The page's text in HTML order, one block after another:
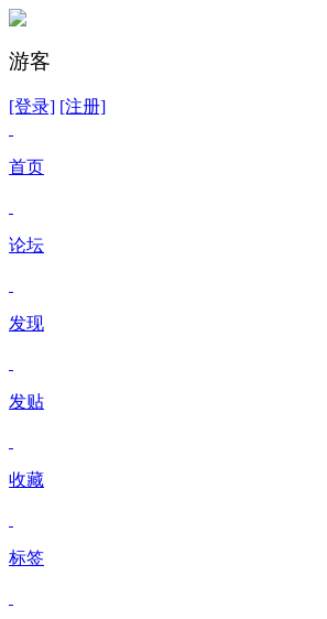
游客
[登录] [注册]
首页
论坛
发现
发贴
收藏
标签